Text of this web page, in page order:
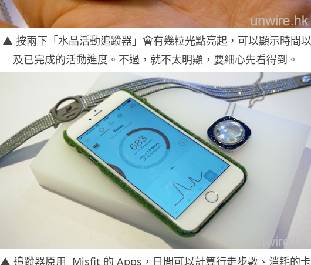
▲ 按兩下「水晶活動追蹤器」會有幾粒光點亮起，可以顯示時間以
及已完成的活動進度。不過，就不太明顯，要細心先看得到。
▲ 追蹤器原用 Misfit 的 Apps，日間可以計算行走步數、消耗的卡